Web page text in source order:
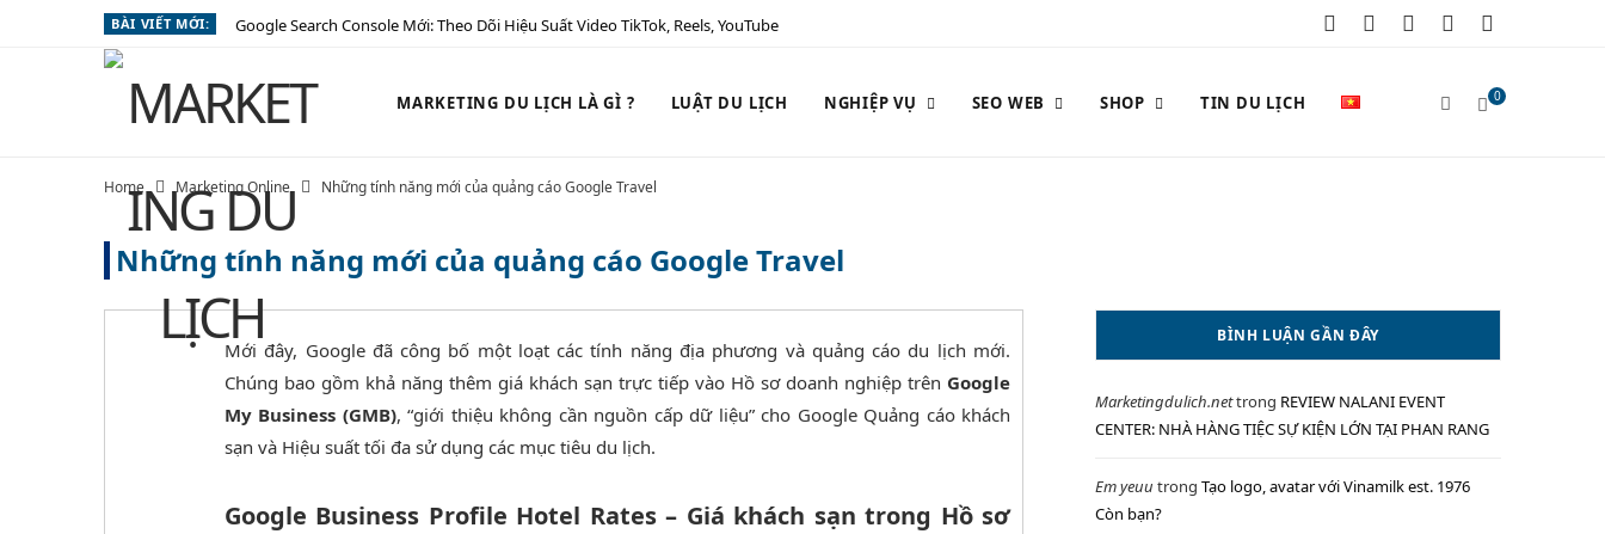
BÀI VIẾT MỚI: Google Search Console Mới: Theo Dõi Hiệu Suất Video TikTok, Reels, YouTube
o
k
t
e
r
r
a
m
e
s
e
MARKETING DU LỊCH LÀ GÌ ? LUẬT DU LỊCH NGHIỆP VỤ SEO WEB SHOP TIN DU LỊCH 0
H
O
Home Marketing Online Những tính năng mới của quảng cáo Google Travel
Những tính năng mới của quảng cáo Google Travel
Mới đây, Google đã công bố một loạt các tính năng địa phương và quảng cáo du lịch mới.
Chúng bao gồm khả năng thêm giá khách sạn trực tiếp vào Hồ sơ doanh nghiệp trên Google
My Business (GMB), “giới thiệu không cần nguồn cấp dữ liệu” cho Google Quảng cáo khách
sạn và Hiệu suất tối đa sử dụng các mục tiêu du lịch.
Google Business Profile Hotel Rates – Giá khách sạn trong Hồ sơ
BÌNH LUẬN GẦN ĐÂY
Marketingdulich.nettrong REVIEW NALANI EVENT
CENTER: NHÀ HÀNG TIỆC SỰ KIỆN LỚN TẠI PHAN RANG
Em yeuu trong Tạo logo, avatar với Vinamilk est. 1976
Còn bạn?